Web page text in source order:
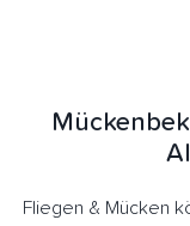
Fliegen & Mücken